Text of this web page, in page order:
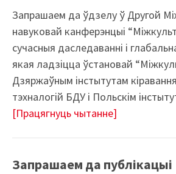
Запрашаем да ўдзелу ў Другой
навуковай канферэнцыі
сучасныя даследаванні і
якая ладзіцца ўстановай
Дзяржаўным інстытутам
тэхналогій БДУ і Польскім
[Працягнуць чытанне]
Запрашаем да публікацыі